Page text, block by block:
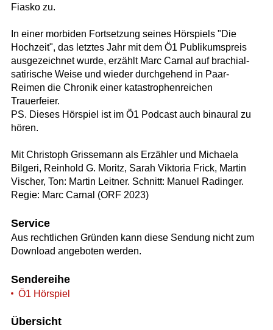
Fiasko zu.
In einer morbiden Fortsetzung seines Hörspiels "Die
Hochzeit", das letztes Jahr mit dem Ö1 Publikumspreis
ausgezeichnet wurde, erzählt Marc Carnal auf brachial-
satirische Weise und wieder durchgehend in Paar-
Reimen die Chronik einer katastrophenreichen
Trauerfeier.
PS. Dieses Hörspiel ist im Ö1 Podcast auch binaural zu
hören.
Mit Christoph Grissemann als Erzähler und Michaela
Bilgeri, Reinhold G. Moritz, Sarah Viktoria Frick, Martin
Vischer, Ton: Martin Leitner. Schnitt: Manuel Radinger.
Regie: Marc Carnal (ORF 2023)
Service
Aus rechtlichen Gründen kann diese Sendung nicht zum
Download angeboten werden.
Sendereihe
Ö1 Hörspiel
Übersicht